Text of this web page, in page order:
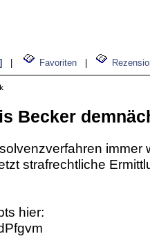
Favoriten
Becker
immer
strafrechtliche
hier: